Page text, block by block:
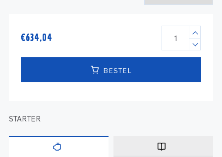
€634,04
BESTEL
STARTER